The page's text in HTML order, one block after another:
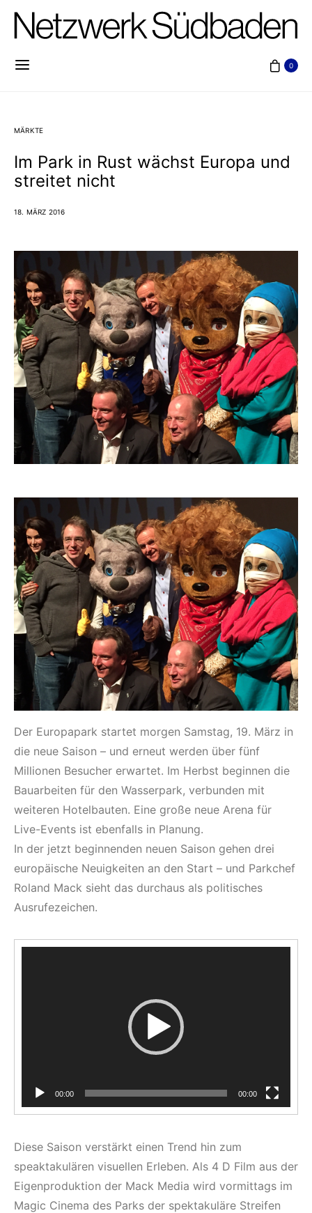
0
MÄRKTE
Im Park in Rust wächst Europa und
streitet nicht
18. MÄRZ 2016
Der Europapark startet morgen Samstag, 19. März in
die neue Saison – und erneut werden über fünf
Millionen Besucher erwartet. Im Herbst beginnen die
Bauarbeiten für den Wasserpark, verbunden mit
weiteren Hotelbauten. Eine große neue Arena für
Live-Events ist ebenfalls in Planung.
In der jetzt beginnenden neuen Saison gehen drei
europäische Neuigkeiten an den Start – und Parkchef
Roland Mack sieht das durchaus als politisches
Ausrufezeichen.
00:00 00:00
Diese Saison verstärkt einen Trend hin zum
speaktakulären visuellen Erleben. Als 4 D Film aus der
Eigenproduktion der Mack Media wird vormittags im
Magic Cinema des Parks der spektakuläre Streifen